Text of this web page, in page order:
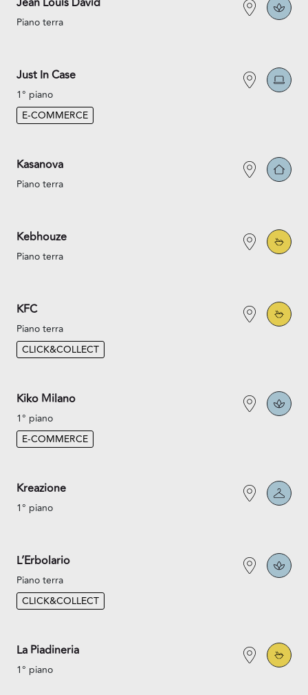
Piano terra
Just In Case
1° piano
E-COMMERCE
Kasanova
Piano terra
Kebhouze
Piano terra
KFC
Piano terra
CLICK&COLLECT
Kiko Milano
1° piano
E-COMMERCE
Kreazione
1° piano
L’Erbolario
Piano terra
CLICK&COLLECT
La Piadineria
1° piano